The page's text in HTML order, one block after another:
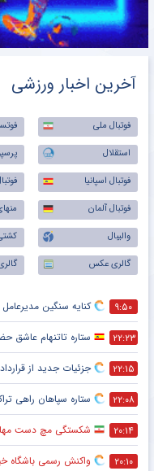
آخرین اخبار ورزشی
فوتبال ملی
استقلال
فوتبال اسپانیا
فوتبال آلمان
والیبال
گالری عکس
۹:۵۰ کنایه سنگین
۲۲:۲۳ ستاره تاتنهام عاشق
۲۲:۱۵ جزئیات جدید از
۲۲:۰۸ ستاره سپاهان راهی
۲۰:۱۴ شکستگی مچ دست مهاجم
۲۰:۱۰ واکنش رسمی باشگاه